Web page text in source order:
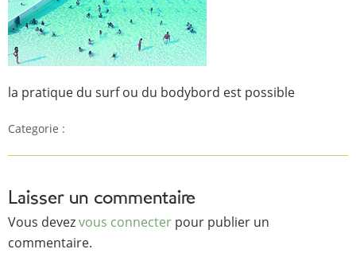
la pratique du surf ou du bodybord est possible
Categorie :
Laisser un commentaire
Vous devezvous connecter pour publier un
commentaire.